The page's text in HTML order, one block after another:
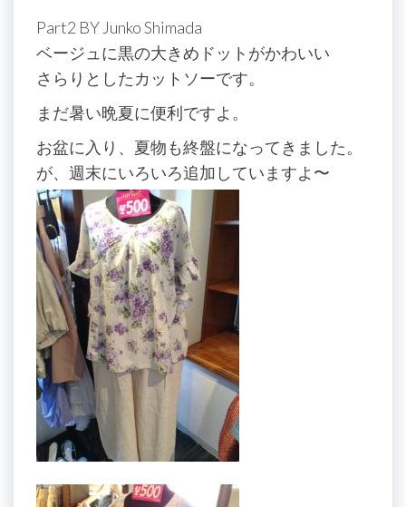
Part2 BY Junko Shimada
ベージュに黒の大きめドットがかわいい
さらりとしたカットソーです。
まだ暑い晩夏に便利ですよ。
お盆に入り、夏物も終盤になってきました。
が、週末にいろいろ追加していますよ〜